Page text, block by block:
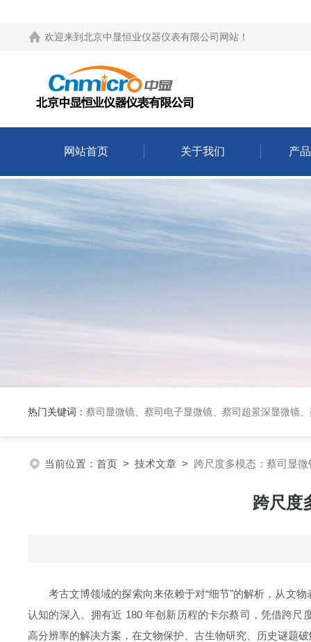
欢迎来到 北京中显恒业仪器仪表有限公司网站 ！
网站首页 关于我们 产
热门关键词： 蔡司显微镜、蔡司电子显微镜、蔡司超景深显微镜
当前位置： 首页 > 技术文章 > 跨尺度多模态：蔡司显
跨尺度
考古文博领域的探索向来依赖于对“细节"的解析，从文
认知的深入。拥有近 180 年创新历程的卡尔蔡司，凭借跨尺
高分辨率的解决方案，在文物保护、古生物研究、历史谜题